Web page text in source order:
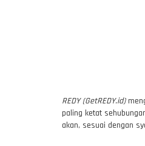
REDY (GetREDY.id)
paling ketat
akan, sesuai dengan